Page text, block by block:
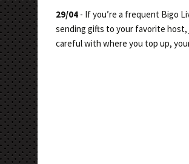
29/04 - If you’re a frequent Bigo
sending gifts to your favorite host,
careful with where you top up,